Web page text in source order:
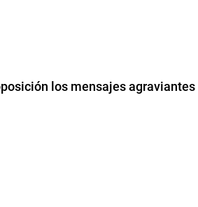
los mensajes agraviantes